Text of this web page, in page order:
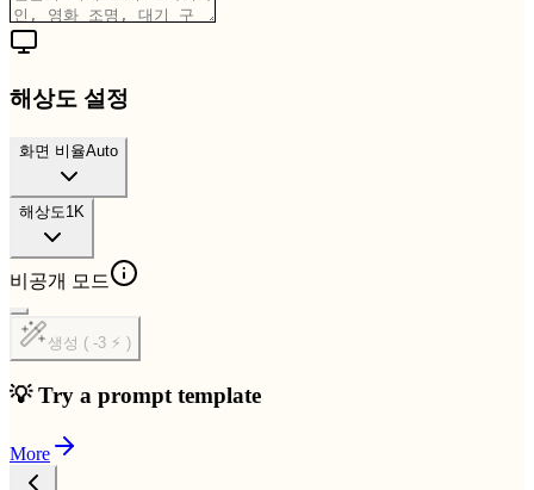
해상도 설정
화면 비율Auto
해상도 1K
비공개 모드
생성 ( -3 ⚡ )
💡 Try a prompt template
More